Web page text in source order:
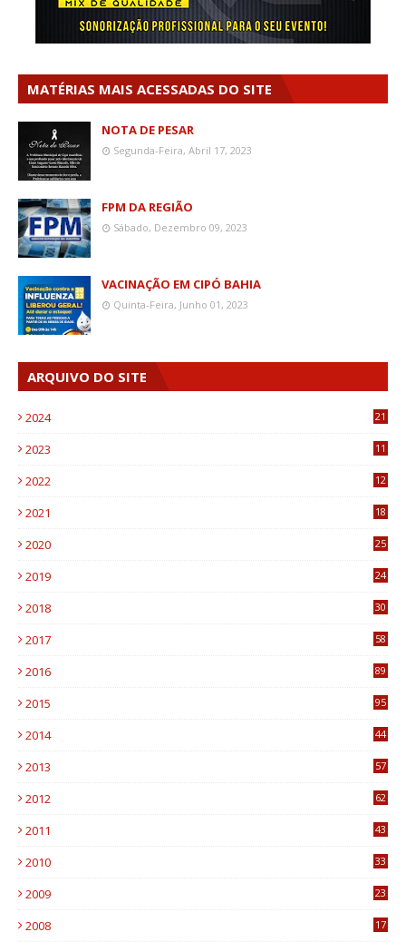
MATÉRIAS MAIS ACESSADAS DO SITE
NOTA DE PESAR
Segunda-Feira, Abril 17, 2023
FPM DA REGIÃO
Sábado, Dezembro 09, 2023
VACINAÇÃO EM CIPÓ BAHIA
Quinta-Feira, Junho 01, 2023
ARQUIVO DO SITE
2024 21
2023
11
2022
12
2021
18
2020
25
2019
24
2018
30
2017
58
2016
89
2015
95
2014
44
2013
57
2012
62
2011
43
2010
33
2009
23
2008
17